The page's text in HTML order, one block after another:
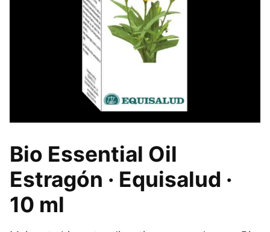
Bio Essential Oil
Estragón · Equisalud ·
10 ml